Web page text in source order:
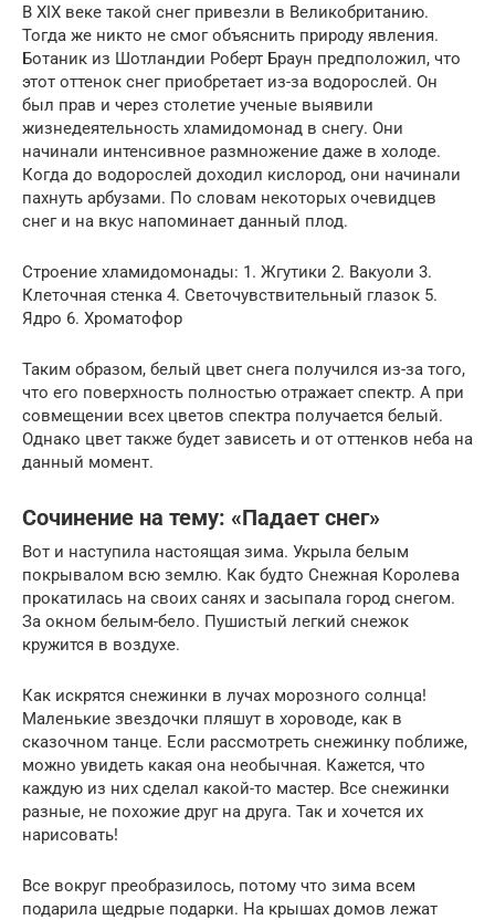
В XIX веке такой снег привезли в Великобританию.
Тогда же никто не смог объяснить природу явления.
Ботаник из Шотландии Роберт Браун предположил, что
этот оттенок снег приобретает из-за водорослей. Он
был прав и через столетие ученые выявили
жизнедеятельность хламидомонад в снегу. Они
начинали интенсивное размножение даже в холоде.
Когда до водорослей доходил кислород, они начинали
пахнуть арбузами. По словам некоторых очевидцев
снег и на вкус напоминает данный плод.
Строение хламидомонады: 1. Жгутики 2. Вакуоли 3.
Клеточная стенка 4. Светочувствительный глазок 5.
Ядро 6. Хроматофор
Таким образом, белый цвет снега получился из-за того,
что его поверхность полностью отражает спектр. А при
совмещении всех цветов спектра получается белый.
Однако цвет также будет зависеть и от оттенков неба на
данный момент.
Сочинение на тему: «Падает снег»
Вот и наступила настоящая зима. Укрыла белым
покрывалом всю землю. Как будто Снежная Королева
прокатилась на своих санях и засыпала город снегом.
За окном белым-бело. Пушистый легкий снежок
кружится в воздухе.
Как искрятся снежинки в лучах морозного солнца!
Маленькие звездочки пляшут в хороводе, как в
сказочном танце. Если рассмотреть снежинку поближе,
можно увидеть какая она необычная. Кажется, что
каждую из них сделал какой-то мастер. Все снежинки
разные, не похожие друг на друга. Так и хочется их
нарисовать!
Все вокруг преобразилось, потому что зима всем
подарила щедрые подарки. На крышах домов лежат